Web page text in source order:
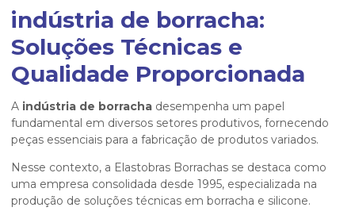
indústria de borracha:
Soluções Técnicas e
Qualidade Proporcionada
A indústria de borracha desempenha um papel
fundamental em diversos setores produtivos, fornecendo
peças essenciais para a fabricação de produtos variados.
Nesse contexto, a Elastobras Borrachas se destaca como
uma empresa consolidada desde 1995, especializada na
produção de soluções técnicas em borracha e silicone.